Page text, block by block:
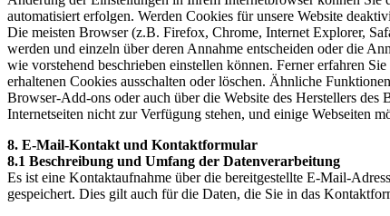
automatisiert erfolgen. Werden Cookies für unsere Website
Die meisten Browser (z.B. Firefox, Chrome, Internet Explorer,
werden und einzeln über deren Annahme entscheiden oder die
wie vorstehend beschrieben einstellen können. Ferner erfahren
erhaltenen Cookies ausschalten oder löschen. Ähnliche
Browser-Add-ons oder auch über die Website des Herstellers des
Internetseiten nicht zur Verfügung stehen, und einige Webseiten
8. E-Mail-Kontakt und Kontaktformular
8.1 Beschreibung und Umfang der Datenverarbeitung
Es ist eine Kontaktaufnahme über die bereitgestellte E-Mail-
gespeichert. Dies gilt auch für die Daten, die Sie in das